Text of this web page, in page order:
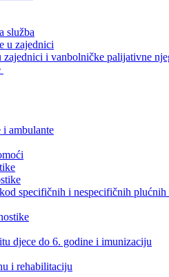
služba
u zajednici
zajednici i vanbolničke palijativne
i ambulante
specifičnih i nespecifičnih
djece do 6. godine i imunizaciju
i rehabilitaciju